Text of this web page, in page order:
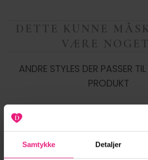
Samtykke Detaljer
DETTE KUNNE
VÆRE
ANDRE STYLES DER PASSER
PRODUKT
-35% NYHED